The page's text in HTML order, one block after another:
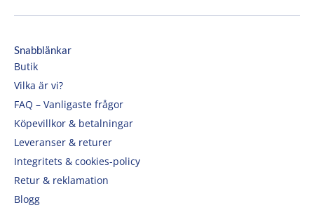
Snabblänkar
Butik
Vilka är vi?
FAQ – Vanligaste frågor
Köpevillkor & betalningar
Leveranser & returer
Integritets & cookies-policy
Retur & reklamation
Blogg